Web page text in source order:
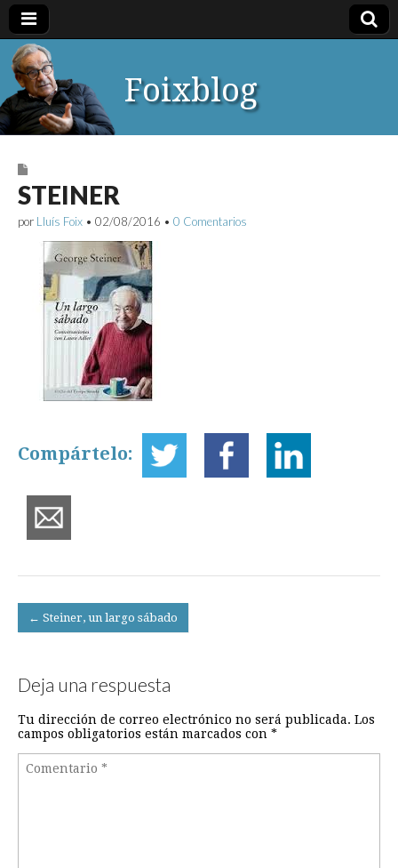
Foixblog
STEINER
por Lluís Foix • 02/08/2016 • 0 Comentarios
Compártelo:
Post
navigation
← Steiner, un largo sábado
Deja una respuesta
Tu dirección de correo electrónico no será publicada. Los
campos obligatorios están marcados con *